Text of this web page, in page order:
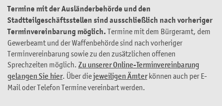
Termine mit der Ausländerbehörde und den
Stadtteilgeschäftsstellen sind ausschließlich nach vorheriger
Terminvereinbarung möglich. Termine mit dem Bürgeramt, dem
Gewerbeamt und der Waffenbehörde sind nach vorheriger
Terminvereinbarung sowie zu den zusätzlichen offenen
Sprechzeiten möglich. Zu unserer Online-Terminvereinbarung
gelangen Sie hier. Über diejeweiligen Ämterkönnen auch per E-
Mail oder Telefon Termine vereinbart werden.